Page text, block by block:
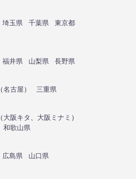
埼玉県 千葉県
東京都
福井県 山梨県
長野県
（名古屋）
三重県
（大阪キタ 大阪ミナミ ）
和歌山県
広島県
山口県